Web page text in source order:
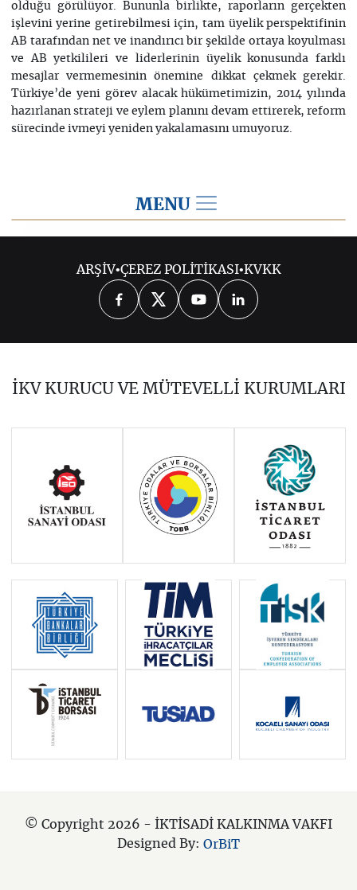
olduğu görülüyor. Bununla birlikte, raporların gerçekten
işlevini yerine getirebilmesi için, tam üyelik perspektifinin
AB tarafından net ve inandırıcı bir şekilde ortaya koyulması
ve AB yetkilileri ve liderlerinin üyelik konusunda farklı
mesajlar vermemesinin önemine dikkat çekmek gerekir.
Türkiye’de yeni görev alacak hükümetimizin, 2014 yılında
hazırlanan strateji ve eylem planını devam ettirerek, reform
sürecinde ivmeyi yeniden yakalamasını umuyoruz.
MENU
2026 2025 2024
2023 2022 2021
ARŞİV•ÇEREZ POLİTİKASI•KVKK
İKV KURUCU VE MÜTEVELLİ KURUMLARI
© Copyright 2026 - İKTİSADİ KALKINMA VAKFI
Designed By: OrBiT